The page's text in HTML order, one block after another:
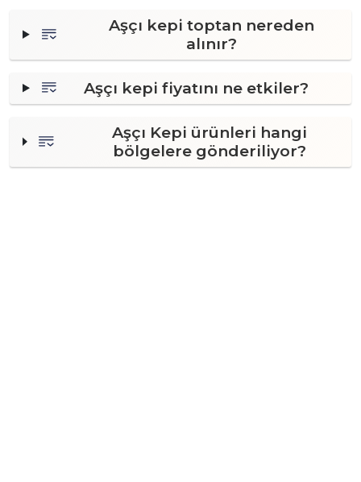
Aşçı kepi toptan nereden
alınır?
Aşçı kepi fiyatını ne etkiler?
Aşçı Kepi ürünleri hangi
bölgelere gönderiliyor?